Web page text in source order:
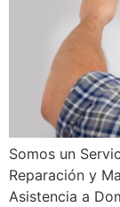
Somos un
Reparación y
Asistencia a